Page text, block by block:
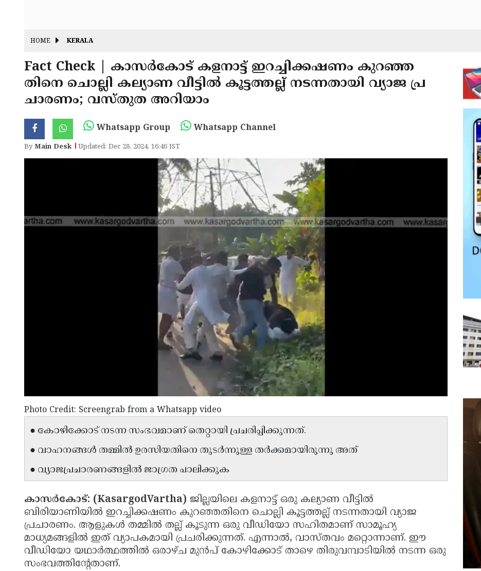
HOME KERALA
Fact Check | കാസർകോട് കളനാട്ട് ഇറച്ചിക്കഷണം കുറഞ്ഞ
തിനെ ചൊല്ലി കല്യാണ വീട്ടിൽ കൂട്ടത്തല്ല് നടന്നതായി വ്യാജ പ്ര
ചാരണം; വസ്തുത അറിയാം
Whatsapp Group Whatsapp Channel
ByMain Desk Updated: Dec 28, 2024, 16:46 IST
Photo Credit: Screengrab from a Whatsapp video
● കോഴിക്കോട് നടന്ന സംഭവമാണ് തെറ്റായി പ്രചരിപ്പിക്കുന്നത്.
● വാഹനങ്ങൾ തമ്മിൽ ഉരസിയതിനെ തുടർന്നുള്ള തർക്കമായിരുന്നു അത്
● വ്യാജപ്രചാരണങ്ങളിൽ ജാഗ്രത പാലിക്കുക
കാസർകോട്: (KasargodVartha) ജില്ലയിലെ കളനാട്ട് ഒരു കല്യാണ വീട്ടിൽ
ബിരിയാണിയിൽ ഇറച്ചിക്കഷണം കുറഞ്ഞതിനെ ചൊല്ലി കൂട്ടത്തല്ല് നടന്നതായി വ്യാജ
പ്രചാരണം. ആളുകൾ തമ്മിൽ തല്ല് കൂടുന്ന ഒരു വീഡിയോ സഹിതമാണ് സാമൂഹ്യ
മാധ്യമങ്ങളിൽ ഇത് വ്യാപകമായി പ്രചരിക്കുന്നത്. എന്നാൽ, വാസ്തവം മറ്റൊന്നാണ്. ഈ
വീഡിയോ യഥാർത്ഥത്തിൽ ഒരാഴ്ച മുൻപ് കോഴിക്കോട് താഴെ തിരുവമ്പാടിയിൽ നടന്ന ഒരു
സംഭവത്തിന്റേതാണ്.